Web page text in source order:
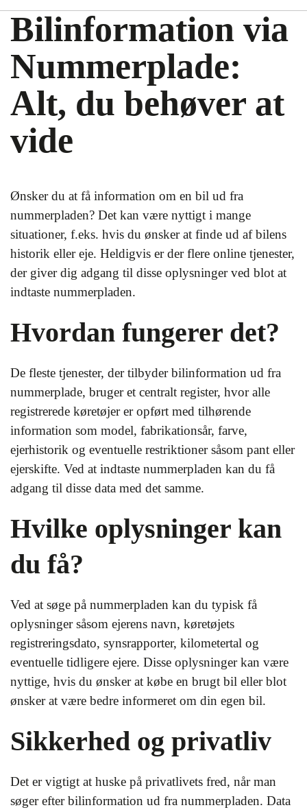
Bilinformation via
Nummerplade:
Alt, du behøver at
vide
Ønsker du at få information om en bil ud fra
nummerpladen? Det kan være nyttigt i mange
situationer, f.eks. hvis du ønsker at finde ud af bilens
historik eller eje. Heldigvis er der flere online tjenester,
der giver dig adgang til disse oplysninger ved blot at
indtaste nummerpladen.
Hvordan fungerer det?
De fleste tjenester, der tilbyder bilinformation ud fra
nummerplade, bruger et centralt register, hvor alle
registrerede køretøjer er opført med tilhørende
information som model, fabrikationsår, farve,
ejerhistorik og eventuelle restriktioner såsom pant eller
ejerskifte. Ved at indtaste nummerpladen kan du få
adgang til disse data med det samme.
Hvilke oplysninger kan
du få?
Ved at søge på nummerpladen kan du typisk få
oplysninger såsom ejerens navn, køretøjets
registreringsdato, synsrapporter, kilometertal og
eventuelle tidligere ejere. Disse oplysninger kan være
nyttige, hvis du ønsker at købe en brugt bil eller blot
ønsker at være bedre informeret om din egen bil.
Sikkerhed og privatliv
Det er vigtigt at huske på privatlivets fred, når man
søger efter bilinformation ud fra nummerpladen. Data